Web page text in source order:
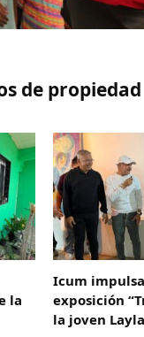
de propiedad
la
Icum
exposición
la joven